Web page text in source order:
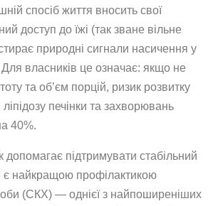
спосіб життя вносить свої
доступ до їжі (так зване вільне
природні сигнали насичення у
власників це означає: якщо не
та об’єм порцій, ризик розвитку
ліпідозу печінки та захворювань
40%.
допомагає підтримувати стабільний
є найкращою профілактикою
(СКХ) — однієї з найпоширеніших